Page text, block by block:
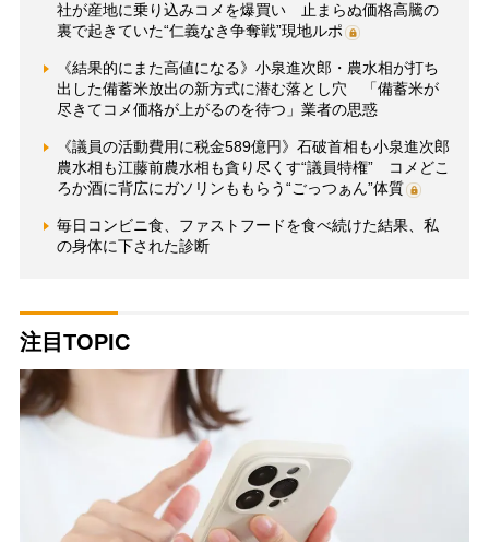
社が産地に乗り込みコメを爆買い 止まらぬ価格高騰の
裏で起きていた“仁義なき争奪戦”現地ルポ
《結果的にまた高値になる》小泉進次郎・農水相が打ち
出した備蓄米放出の新方式に潜む落とし穴 「備蓄米が
尽きてコメ価格が上がるのを待つ」業者の思惑
《議員の活動費用に税金589億円》石破首相も小泉進次郎
農水相も江藤前農水相も貪り尽くす“議員特権” コメどこ
ろか酒に背広にガソリンももらう“ごっつぁん”体質
毎日コンビニ食、ファストフードを食べ続けた結果、私
の身体に下された診断
注目TOPIC